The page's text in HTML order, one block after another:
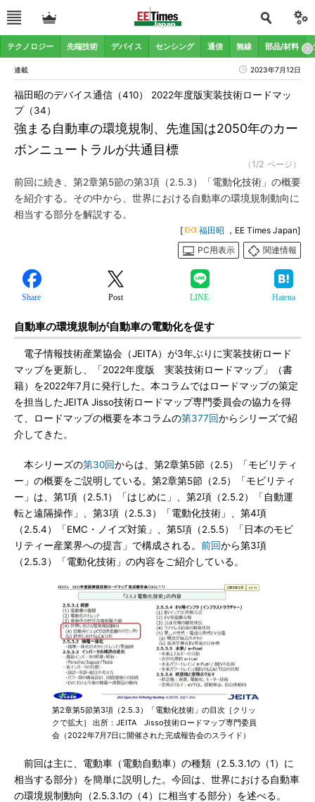
テクノロジー 先端技術 デバイス センシング 通信 無線 部品/材料
連載 2023年7月12日
強まる自動車の環境規制、先進国は2050年のカー
ボンニュートラルが共通目標
福田昭のデバイス通信（410） 2022年度版実装技術ロードマッ
プ（34）
（1/2 ページ）
前回に続き、第2章第5節の第3項（2.5.3）「電動化技術」の概要
を紹介する。その中から、世界における自動車の環境規制動向に
相当する部分を解説する。
[ 福田昭 ，EE Times Japan]
PC用表示
関連情報
Share Post LINE Hatena
自動車の環境規制が自動車の電動化を促す
電子情報技術産業協会（JEITA）が3年ぶりに実装技術ロード
マップを更新し、「2022年度版 実装技術ロードマップ」（書
籍）を2022年7月に発行した。本コラムではロードマップの策定
を担当したJEITA Jisso技術ロードマップ専門委員会の協力を得
て、ロードマップの概要を本コラムの第377回からシリーズで紹
介してきた。
本シリーズの第30回からは、第2章第5節（2.5）「モビリティ
ー」の概要をご説明している。第2章第5節（2.5）「モビリティ
ー」は、第1項（2.5.1）「はじめに」、第2項（2.5.2）「自動運
転と遠隔操作」、第3項（2.5.3）「電動化技術」、第4項
（2.5.4）「EMC・ノイズ対策」、第5項（2.5.5）「日本のモビ
リティー産業界への提言」で構成される。 前回から第3項
（2.5.3）「電動化技術」の内容をご紹介している。
第2章第5節第3項（2.5.3）「電動化技術」の目次［クリッ
クで拡大］ 出所：JEITA Jisso技術ロードマップ専門委員
会（2022年7月7日に開催された完成報告会のスライド）
前回は主に、電動車（電動自動車）の種類（2.5.3.1の（1）に
相当する部分）を簡単に説明した。今回は、世界における自動車
の環境規制動向（2.5.3.1の（4）に相当する部分）を述べる。